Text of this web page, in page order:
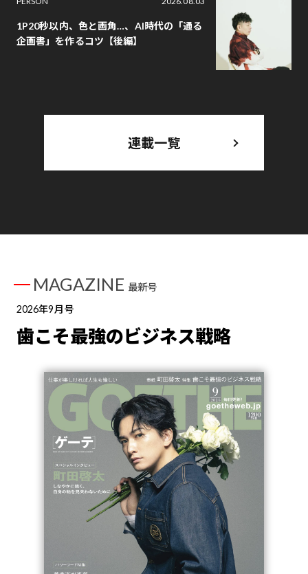
1P20秒以内、色と画角…、AI時代の「通る
企画書」を作るコツ【後編】
連載一覧
MAGAZINE 最新号
2026年9月号
歯こそ最強のビジネス戦略